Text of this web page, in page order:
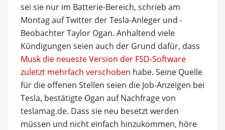
sei sie nur im Batterie-Bereich, schrieb am
Montag auf Twitter der Tesla-Anleger und -
Beobachter Taylor Ogan. Anhaltend viele
Kündigungen seien auch der Grund dafür, dass
Musk die neueste Version der FSD-Software
zuletzt mehrfach verschoben habe. Seine Quelle
für die offenen Stellen seien die Job-Anzeigen bei
Tesla, bestätigte Ogan auf Nachfrage von
teslamag.de. Dass sie neu besetzt werden
müssen und nicht einfach hinzukommen, höre